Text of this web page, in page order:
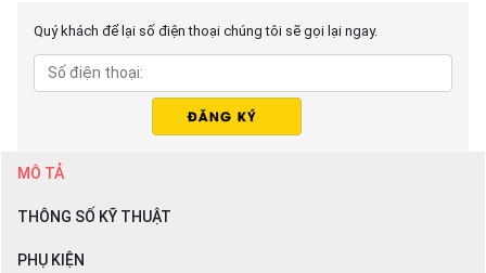
Quý khách để lại số điện thoại chúng tôi sẽ gọi lại ngay.
MÔ TẢ
THÔNG SỐ KỸ THUẬT
PHỤ KIỆN